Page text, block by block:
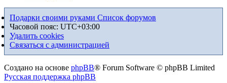
Подарки своими руками Список форумов
Часовой пояс: UTC+03:00
Удалить cookies
Связаться с администрацией
Создано на основе phpBB® Forum Software © phpBB Limited
Русская поддержка phpBB